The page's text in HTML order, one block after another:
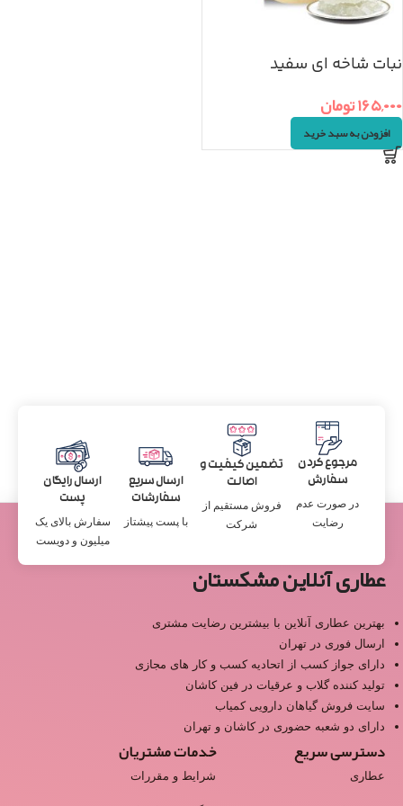
نبات شاخه ای سفید
۱۶۵,۰۰۰تومان
افزودن به سبد خرید
مرجوع کردن
سفارش
در صورت عدم
رضایت
تضمین کیفیت و
اصالت
فروش مستقیم از
شرکت
ارسال سریع
سفارشات
با پست پیشتاز
ارسال رایگان
پست
سفارش بالای یک
میلیون و دویست
عطاری آنلاین مشکستان
بهترین عطاری آنلاین با بیشترین رضایت مشتری
ارسال فوری در تهران
دارای جواز کسب از اتحادیه کسب و کار های مجازی
تولید کننده گلاب و عرقیات در فین کاشان
سایت فروش گیاهان دارویی کمیاب
دارای دو شعبه حضوری در کاشان و تهران
دسترسی سریع
عطاری
خدمات مشتریان
شرایط و مقررات